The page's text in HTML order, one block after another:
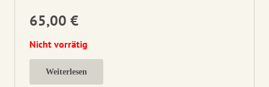
65,00 €
Nicht vorrätig
Weiterlesen